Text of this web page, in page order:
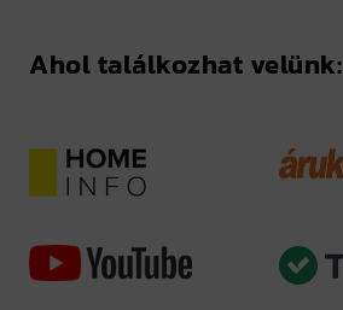
Ahol találkozhat velünk: